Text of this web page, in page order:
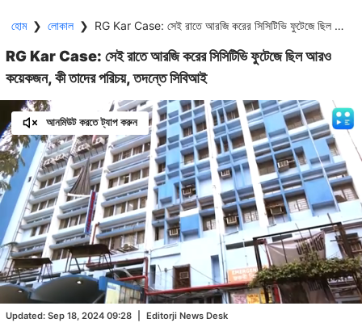
হোম ❯ লোকাল ❯ RG Kar Case: সেই রাতে আরজি করের সিসিটিভি ফুটেজে ছিল আরও কয়েকজন, কী তাদের পরিচয়, তদন্তে সিবিআই
RG Kar Case: সেই রাতে আরজি করের সিসিটিভি ফুটেজে ছিল আরও
কয়েকজন, কী তাদের পরিচয়, তদন্তে সিবিআই
Updated: Sep 18, 2024 09:28 Editorji News Desk
আনমিউট করতে ট্যাপ করুন
Unmute
/
Loaded:
62.50%